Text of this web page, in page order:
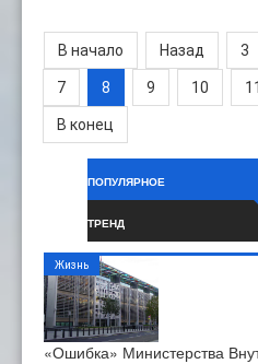
В начало Назад 3
7 8 9 10 11
В конец
ПОПУЛЯРНОЕ
ТРЕНД
«Ошибка» Министерства
Жизнь